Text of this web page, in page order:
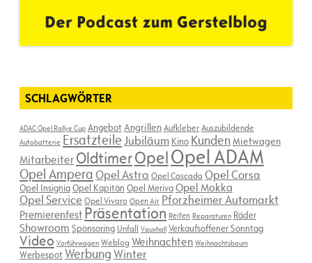
SCHLAGWÖRTER
ADAC Opel Rallye Cup AngebotAngrillenAufkleberAuszubildende
Autobatterie ErsatzteileJubiläum Kino KundenMietwagen
Mitarbeiter OldtimerOpelOpel ADAM
Opel AmperaOpel Astra Opel Cascada Opel Corsa
Opel InsigniaOpel Kapitän Opel MerivaOpel Mokka
Opel ServiceOpel Vivaro Open Air Pforzheimer Automarkt
Premierenfest Präsentation Reifen Reparaturen Räder
Showroom Sponsoring Unfall Vauxhall Verkaufsoffener Sonntag
Video Vorführwagen Weblog Weihnachten Weihnachtsbaum
WerbespotWerbungWinter